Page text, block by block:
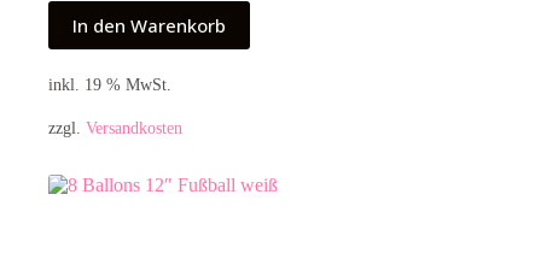
In den Warenkorb
inkl. 19 % MwSt.
zzgl. Versandkosten